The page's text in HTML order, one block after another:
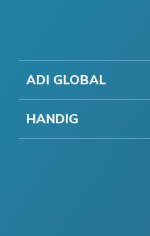
ADI GLOBAL
HANDIG